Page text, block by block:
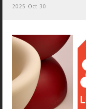
2025 Oct 30